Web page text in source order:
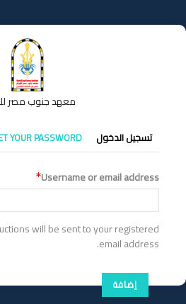
إلى
المحتوى
معهد جنوب مصر
التبويبات
الأساسية
تسجيل الدخول YOUR PASSWORD
Username or email address
will be sent to your registered
email address.